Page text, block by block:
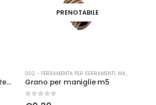
Gioco martellina per DK Reguitti a pulsant
PRENOTABILE
002 - FERRAMENTA PER SERRAMENTI, MANIGLIERIA
Grano per maniglie m5
Su 5